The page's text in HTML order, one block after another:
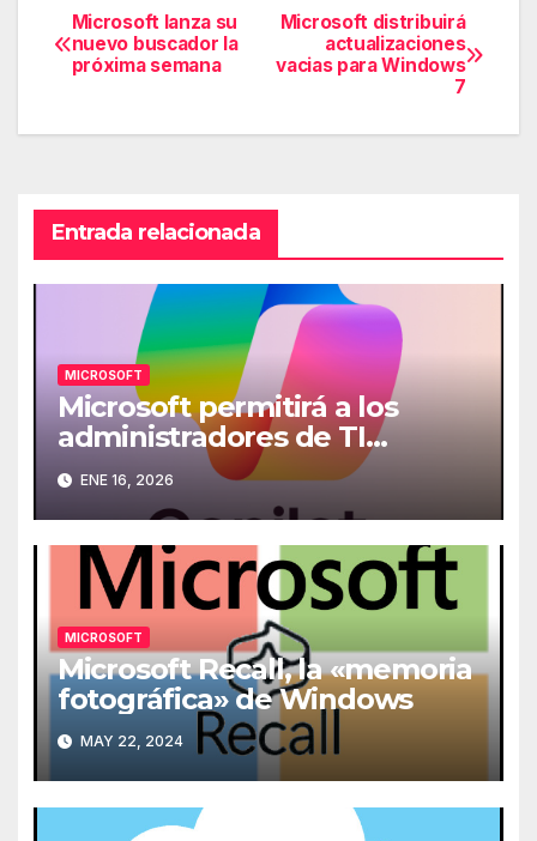
Navegación
de
entradas
Microsoft distribuirá
actualizaciones
vacias para Windows
7
Microsoft lanza su
nuevo buscador la
próxima semana
Entrada relacionada
MICROSOFT
Microsoft permitirá a los
administradores de TI
desinstalar Copilot de los
ordenadores
ENE 16, 2026
MICROSOFT
Microsoft Recall, la «memoria
fotográfica» de Windows
MAY 22, 2024